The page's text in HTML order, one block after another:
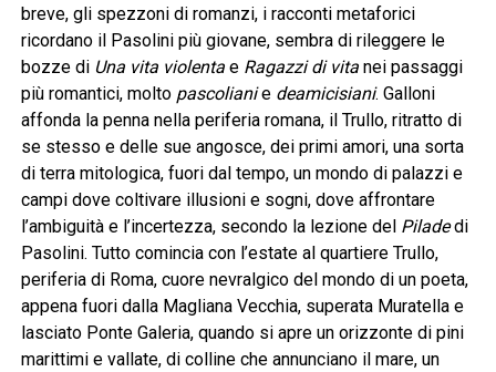
breve, gli spezzoni di romanzi, i racconti metaforici
ricordano il Pasolini più giovane, sembra di rileggere le
bozze di Una vita violentae Ragazzi di vitanei passaggi
più romantici, molto pascolianie deamicisiani. Galloni
affonda la penna nella periferia romana, il Trullo, ritratto di
se stesso e delle sue angosce, dei primi amori, una sorta
di terra mitologica, fuori dal tempo, un mondo di palazzi e
campi dove coltivare illusioni e sogni, dove affrontare
l’ambiguità e l’incertezza, secondo la lezione del Piladedi
Pasolini. Tutto comincia con l’estate al quartiere Trullo,
periferia di Roma, cuore nevralgico del mondo di un poeta,
appena fuori dalla Magliana Vecchia, superata Muratella e
lasciato Ponte Galeria, quando si apre un orizzonte di pini
marittimi e vallate, di colline che annunciano il mare, un